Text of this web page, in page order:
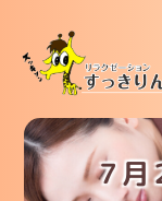
７月